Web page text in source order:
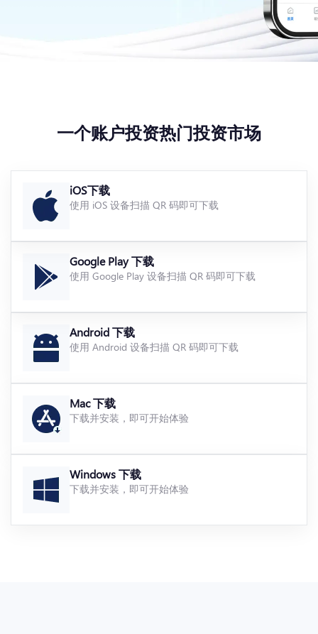
一个账户投资热门投资市场
iOS下载
使用 iOS 设备扫描 QR 码即可下载
Google Play 下载
使用 Google Play 设备扫描 QR 码即可下载
Android 下载
使用 Android 设备扫描 QR 码即可下载
Mac 下载
下载并安装，即可开始体验
Windows 下载
下载并安装，即可开始体验